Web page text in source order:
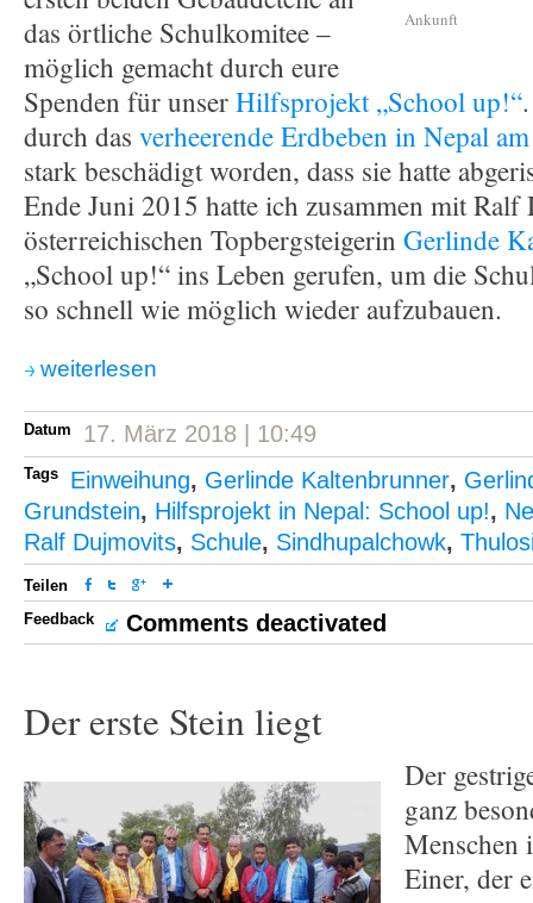
Ankunft
das örtliche Schulkomitee –
möglich gemacht durch eure
Spenden für unserHilfsprojekt „School up!“
durch das verheerende Erdbeben in Nepal
stark beschädigt worden, dass sie hatte
Ende Juni 2015 hatte ich zusammen mit
österreichischen Topbergsteigerin Gerlinde
„School up!“ ins Leben gerufen, um die
so schnell wie möglich wieder aufzubauen.
weiterlesen
Datum 17. März 2018 | 10:49
Tags Einweihung, Gerlinde Kaltenbrunner,
Grundstein, Hilfsprojekt in Nepal: School up!,
Ralf Dujmovits, Schule, Sindhupalchowk,
Teilen
Feedback
Comments deactivated
Der erste Stein liegt
Der
ganz
Einer, der